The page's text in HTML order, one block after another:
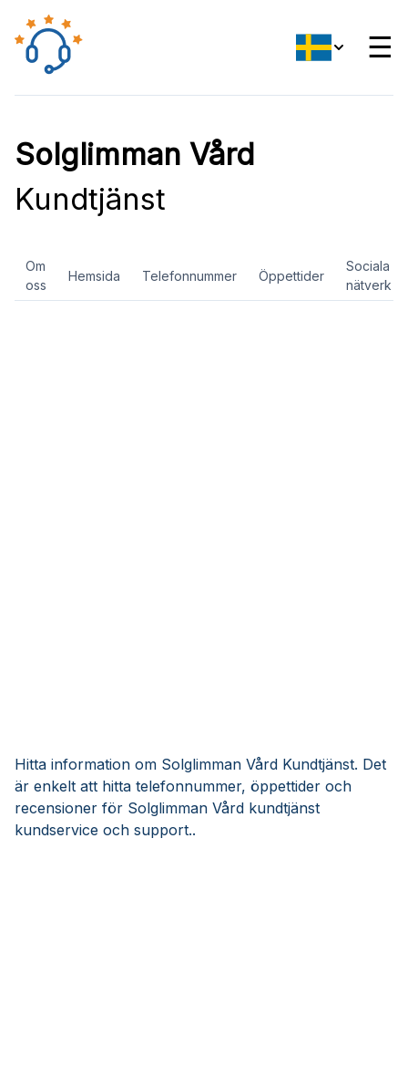
☰
Solglimman Vård
Kundtjänst
Om
oss
Hemsida Telefonnummer Öppettider
Sociala
nätverk
Hitta information om Solglimman Vård Kundtjänst. Det
är enkelt att hitta telefonnummer, öppettider och
recensioner för Solglimman Vård kundtjänst
kundservice och support..